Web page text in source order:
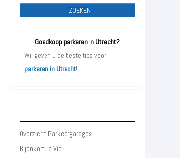
ZOEKEN
Goedkoop parkeren in Utrecht?
Wij geven u de beste tips voor
parkeren in Utrecht!
Overzicht Parkeergarages
Bijenkorf La Vie